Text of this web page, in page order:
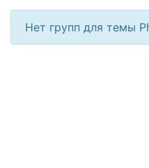
Нет групп для темы